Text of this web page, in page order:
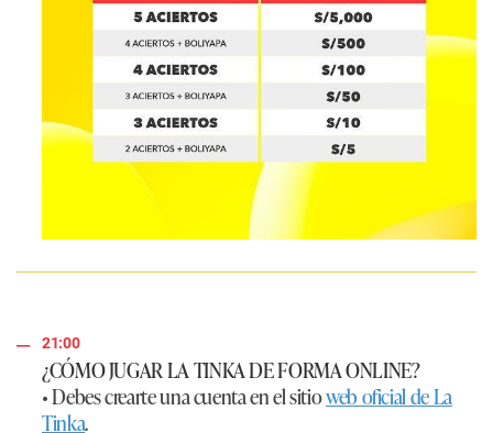
21:00
¿CÓMO JUGAR LA TINKA DE FORMA ONLINE?
• Debes crearte una cuenta en el sitioweb oficial de La
Tinka.